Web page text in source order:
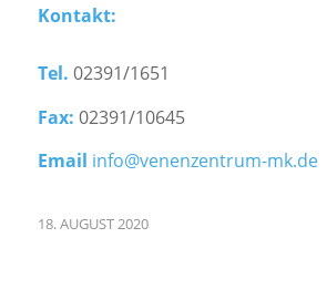
Kontakt:
Tel. 02391/1651
Fax: 02391/10645
Email info@venenzentrum-mk.de
18. AUGUST 2020